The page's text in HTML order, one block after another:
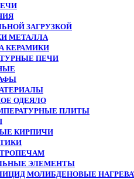
ЗАГРУЗКОЙ
МЕТАЛЛА
КЕРАМИКИ
ПЕЧИ
ОДЕЯЛО
ПЛИТЫ
КИРПИЧИ
ЭЛЕМЕНТЫ
МОЛИБДЕНОВЫЕ